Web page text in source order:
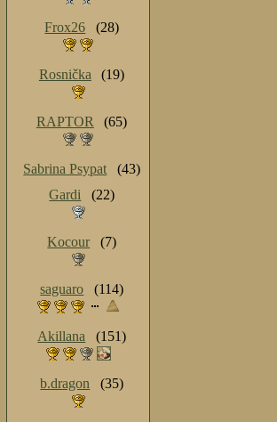
Frox26 (28)
Rosnička (19)
RAPTOR (65)
Sabrina Psypat
(43)
Gardi
(22)
Kocour (7)
saguaro (114)
Akillana (151)
b.dragon (35)